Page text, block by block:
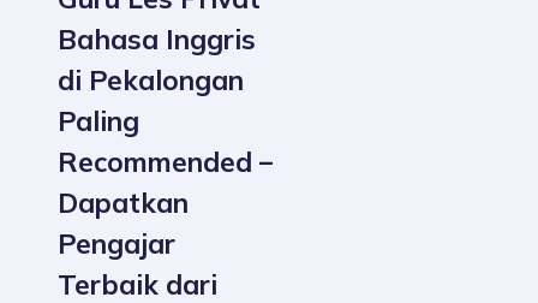
Bahasa Inggris
di Pekalongan
Paling
Recommended –
Dapatkan
Pengajar
Terbaik dari